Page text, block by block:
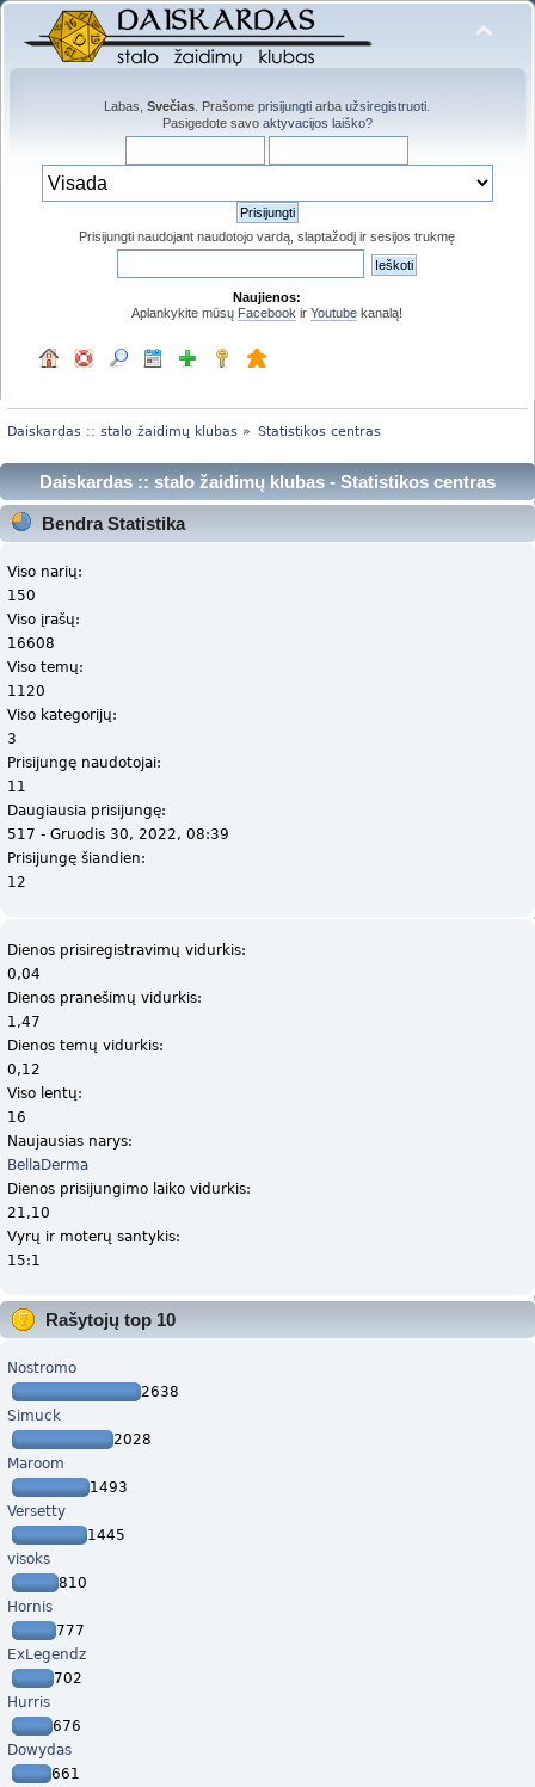
Labas,Svečias . Prašomeprisijungti arbaužsiregistruoti
Pasigedote savo aktyvacijos laiško?
Prisijungti naudojant naudotojo vardą, slaptažodį ir sesijos trukmę
Naujienos:
Aplankykite mūsų Facebook irYoutube kanalą!
Daiskardas :: stalo žaidimų klubas » Statistikos centras
Daiskardas :: stalo žaidimų klubas - Statistikos centras
Bendra Statistika
Viso narių:
150
Viso įrašų:
16608
Viso temų:
1120
Viso kategorijų:
3
Prisijungę naudotojai:
11
Daugiausia prisijungę:
517 - Gruodis 30, 2022, 08:39
Prisijungę šiandien:
12
Dienos prisiregistravimų vidurkis:
0,04
Dienos pranešimų vidurkis:
1,47
Dienos temų vidurkis:
0,12
Viso lentų:
16
Naujausias narys:
BellaDerma
Dienos prisijungimo laiko vidurkis:
21,10
Vyrų ir moterų santykis:
15:1
Rašytojų top 10
Nostromo
2638
Simuck
2028
Maroom
1493
Versetty
1445
visoks
810
Hornis
777
ExLegendz
702
Hurris
676
Dowydas
661